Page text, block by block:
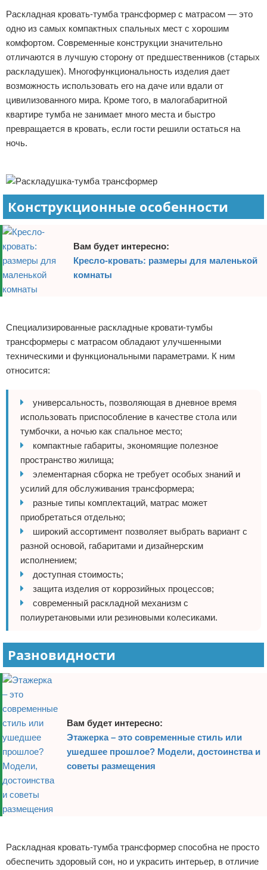
Домашний быт
Коммунальные услуги
Сантехника
Безопасность
Стройматериалы
Разное
Отказ от ответственности
Раскладная кровать-тумба трансформер с матрасом — это
одно из самых компактных спальных мест с хорошим
комфортом. Современные конструкции значительно
отличаются в лучшую сторону от предшественников (старых
раскладушек). Многофункциональность изделия дает
возможность использовать его на даче или вдали от
цивилизованного мира. Кроме того, в малогабаритной
квартире тумба не занимает много места и быстро
превращается в кровать, если гости решили остаться на
ночь.
Конструкционные особенности
Вам будет интересно:
Кресло-кровать: размеры для маленькой
комнаты
Специализированные раскладные кровати-тумбы
трансформеры с матрасом обладают улучшенными
техническими и функциональными параметрами. К ним
относится:
универсальность, позволяющая в дневное время
использовать приспособление в качестве стола или
тумбочки, а ночью как спальное место;
компактные габариты, экономящие полезное
пространство жилища;
элементарная сборка не требует особых знаний и
усилий для обслуживания трансформера;
разные типы комплектаций, матрас может
приобретаться отдельно;
широкий ассортимент позволяет выбрать вариант с
разной основой, габаритами и дизайнерским
исполнением;
доступная стоимость;
защита изделия от коррозийных процессов;
современный раскладной механизм с
полиуретановыми или резиновыми колесиками.
Разновидности
Вам будет интересно:
Этажерка – это современные стиль или
ушедшее прошлое? Модели, достоинства и
советы размещения
Раскладная кровать-тумба трансформер способна не просто
обеспечить здоровый сон, но и украсить интерьер, в отличие